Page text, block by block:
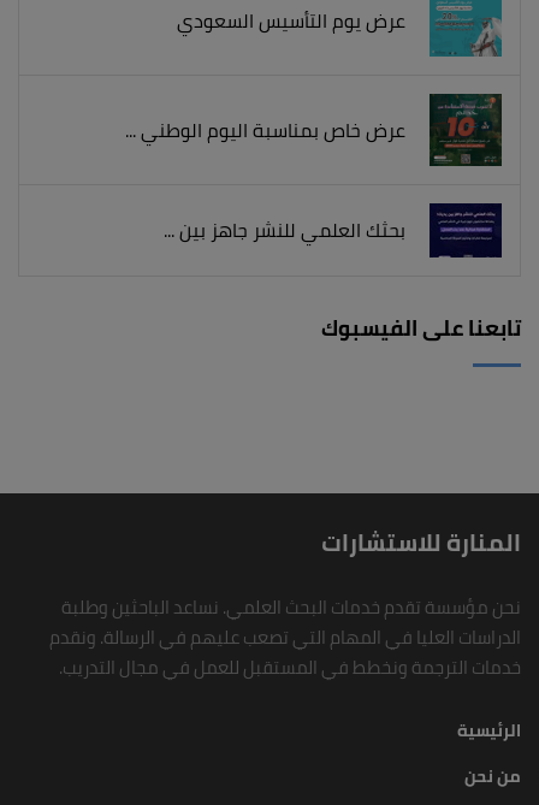
عرض يوم التأسيس السعودي
عرض خاص بمناسبة اليوم الوطني ...
بحثك العلمي للنشر جاهز بين ...
تابعنا على الفيسبوك
المنارة للاستشارات
نحن مؤسسة تقدم خدمات البحث العلمي. نساعد الباحثين وطلبة
الدراسات العليا في المهام التي تصعب عليهم في الرسالة. ونقدم
خدمات الترجمة ونخطط في المستقبل للعمل في مجال التدريب.
الرئيسية
من نحن